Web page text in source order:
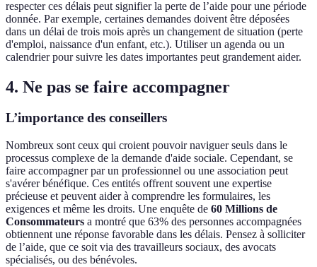
respecter ces délais peut signifier la perte de l’aide pour une période
donnée. Par exemple, certaines demandes doivent être déposées
dans un délai de trois mois après un changement de situation (perte
d'emploi, naissance d'un enfant, etc.). Utiliser un agenda ou un
calendrier pour suivre les dates importantes peut grandement aider.
4. Ne pas se faire accompagner
L’importance des conseillers
Nombreux sont ceux qui croient pouvoir naviguer seuls dans le
processus complexe de la demande d'aide sociale. Cependant, se
faire accompagner par un professionnel ou une association peut
s'avérer bénéfique. Ces entités offrent souvent une expertise
précieuse et peuvent aider à comprendre les formulaires, les
exigences et même les droits. Une enquête de 60 Millions de
Consommateurs a montré que 63% des personnes accompagnées
obtiennent une réponse favorable dans les délais. Pensez à solliciter
de l’aide, que ce soit via des travailleurs sociaux, des avocats
spécialisés, ou des bénévoles.